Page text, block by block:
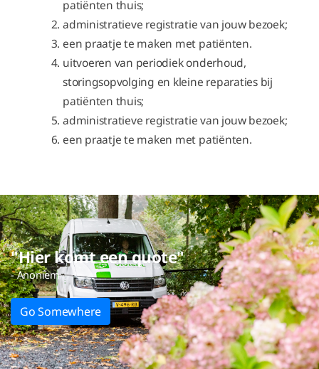
patiënten thuis;
administratieve registratie van jouw bezoek;
een praatje te maken met patiënten.
uitvoeren van periodiek onderhoud,
storingsopvolging en kleine reparaties bij
patiënten thuis;
administratieve registratie van jouw bezoek;
een praatje te maken met patiënten.
"Hier komt een quote"
- Anoniem
Go Somewhere